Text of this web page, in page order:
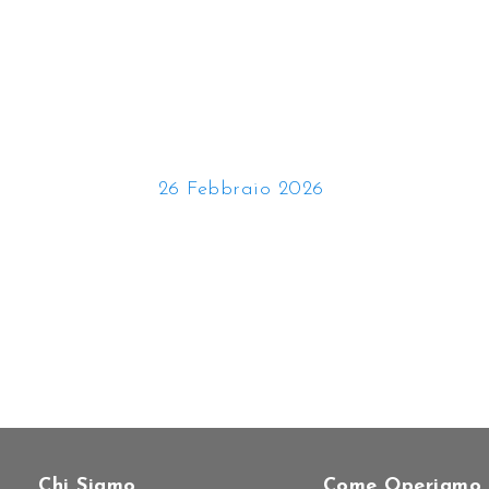
26 Febbraio 2026